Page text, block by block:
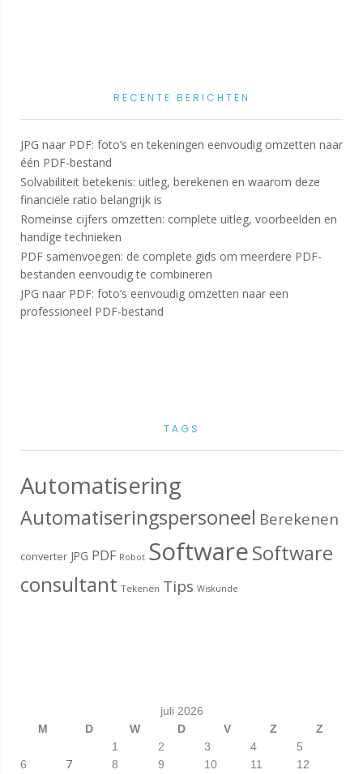
RECENTE BERICHTEN
JPG naar PDF: foto’s en tekeningen eenvoudig omzetten naar
één PDF-bestand
Solvabiliteit betekenis: uitleg, berekenen en waarom deze
financiële ratio belangrijk is
Romeinse cijfers omzetten: complete uitleg, voorbeelden en
handige technieken
PDF samenvoegen: de complete gids om meerdere PDF-
bestanden eenvoudig te combineren
JPG naar PDF: foto’s eenvoudig omzetten naar een
professioneel PDF-bestand
TAGS
Automatisering
Automatiseringspersoneel Berekenen
converter JPG PDF Robot SoftwareSoftware
consultant Tekenen Tips Wiskunde
juli 2026
M
D W D V Z
Z
1
2 3 4
5
6
7 8 9 10 11 12